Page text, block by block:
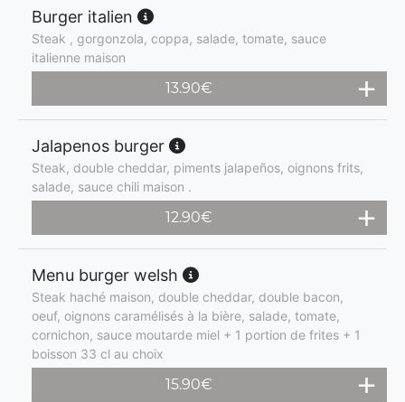
Burger italien
Steak , gorgonzola, coppa, salade, tomate, sauce
italienne maison
13.90€
Jalapenos burger
Steak, double cheddar, piments jalapeños, oignons frits,
salade, sauce chili maison .
12.90€
Menu burger welsh
Steak haché maison, double cheddar, double bacon,
oeuf, oignons caramélisés à la bière, salade, tomate,
cornichon, sauce moutarde miel + 1 portion de frites + 1
boisson 33 cl au choix
15.90€